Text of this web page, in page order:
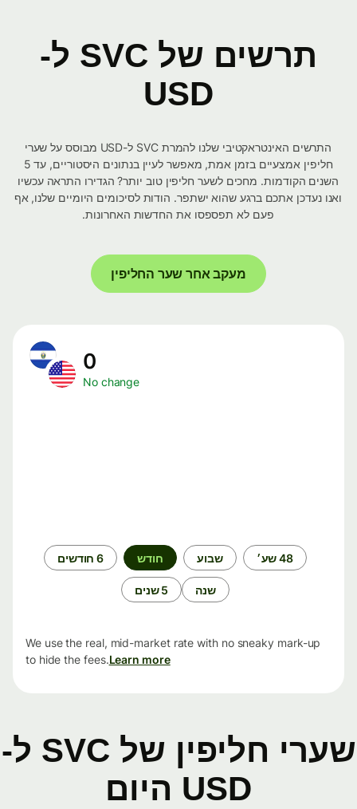
תרשים של SVC ל-
USD
התרשים האינטראקטיבי שלנו להמרת SVC ל-USD מבוסס על שערי
חליפין אמצעיים בזמן אמת, מאפשר לעיין בנתונים היסטוריים, עד 5
השנים הקודמות. מחכים לשער חליפין טוב יותר? הגדירו התראה עכשיו
ואנו נעדכן אתכם ברגע שהוא ישתפר. הודות לסיכומים היומיים שלנו, אף
פעם לא תפספסו את החדשות האחרונות.
מעקב אחר שער החליפין
No change
48 שע׳ שבוע חודש 6 חודשים
שנה 5 שנים
We use the real, mid-market rate with no sneaky mark-up
to hide the fees.Learn more
שערי חליפין של SVC ל-
USD היום